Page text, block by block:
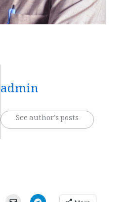
admin
See author's posts